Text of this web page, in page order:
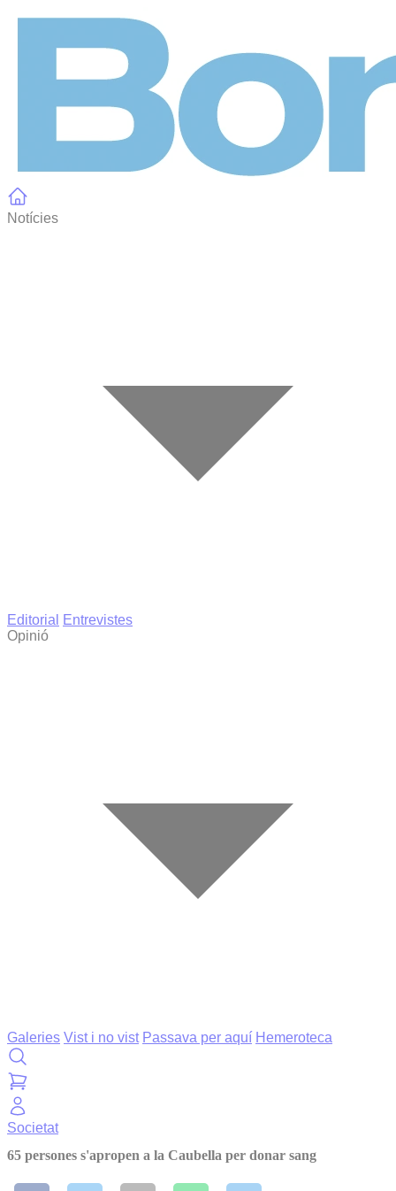
Notícies
Editorial
Entrevistes
Opinió
Galeries Vist i no vist Passava per aquí Hemeroteca
Societat
65 persones s'apropen a la Caubella per donar sang